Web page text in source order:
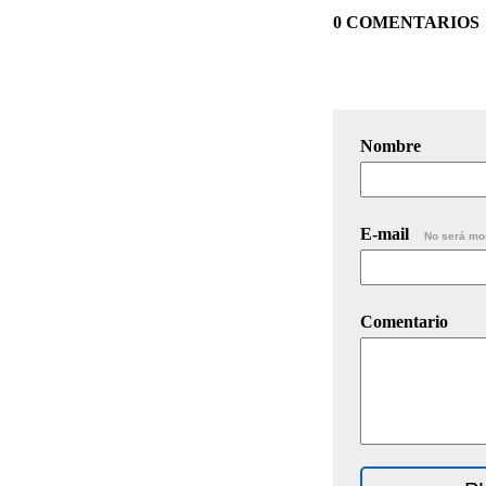
0 COMENTARIOS
Nombre
E-mail No será
Comentario